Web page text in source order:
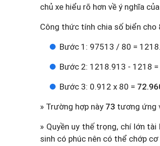
chủ xe hiểu rõ hơn về ý nghĩa
Công thức tính chia số biển cho
Bước 1: 97513 / 80 =
Bước 2: 1218.913 - 1218
Bước 3: 0.912 x 80 =
» Trường hợp này 73 tương ứng
» Quyền uy thế trọng, chí lớn
sinh có phúc nên có thể chớp